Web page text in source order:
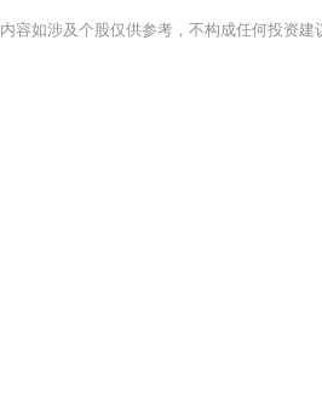
内容如涉及个股仅供参考，不构成任何投资建